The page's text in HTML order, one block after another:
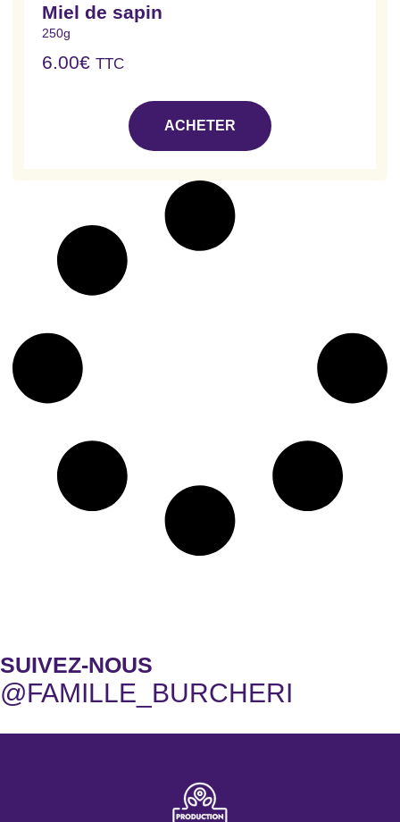
Miel de sapin
250g
6.00€ TTC
ACHETER
SUIVEZ-NOUS
@FAMILLE_BURCHERI